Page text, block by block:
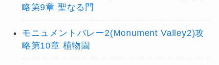
略第9章 聖なる門
モニュメントバレー2(Monument Valley2)攻
略第10章 植物園